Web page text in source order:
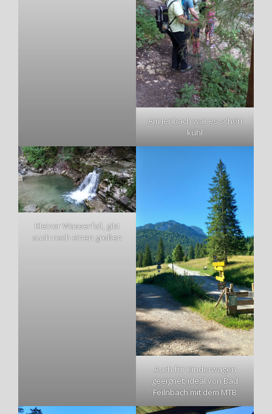
Am Jenbach war es schön
kühl
Kleiner Wasserfall, gibt
auch noch einen großen
Auch für Kinderwagen
geeignet, ideal von Bad
Feilnbach mit dem MTB